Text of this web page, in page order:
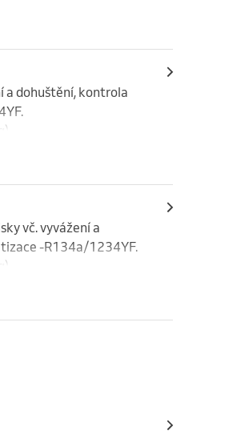
a dohuštění, kontrola
vč. vyvážení a
-R134a/1234YF.